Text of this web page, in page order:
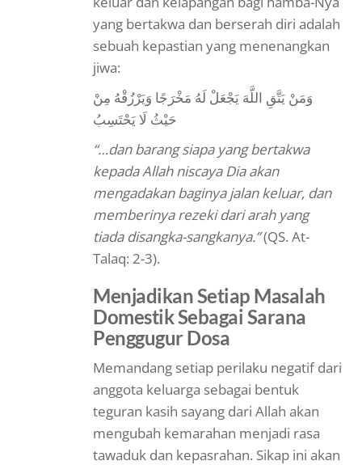
yang bertakwa dan berserah diri adalah
sebuah kepastian yang menenangkan
jiwa:
وَمَنْ يَتَّقِ اللَّهَ يَجْعَلْ لَهُ مَخْرَجًا وَيَرْزُقْهُ مِنْ
حَيْثُ لَا يَحْتَسِبُ
“…dan barang siapa yang bertakwa
kepada Allah niscaya Dia akan
mengadakan baginya jalan keluar, dan
memberinya rezeki dari arah yang
tiada disangka-sangkanya.”(QS. At-
Talaq: 2-3).
Menjadikan Setiap Masalah
Domestik Sebagai Sarana
Penggugur Dosa
Memandang setiap perilaku negatif dari
anggota keluarga sebagai bentuk
teguran kasih sayang dari Allah akan
mengubah kemarahan menjadi rasa
tawaduk dan kepasrahan. Sikap ini akan